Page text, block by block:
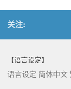
关注:
【语言设定】
语言设定 简体中文